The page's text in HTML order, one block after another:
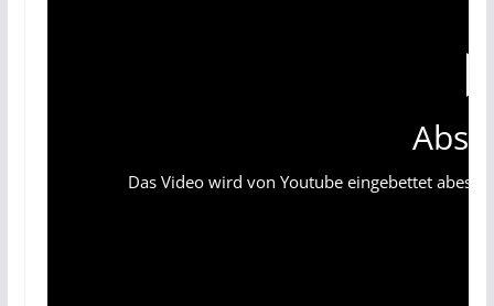
Das Video wird von Youtube eingebettet